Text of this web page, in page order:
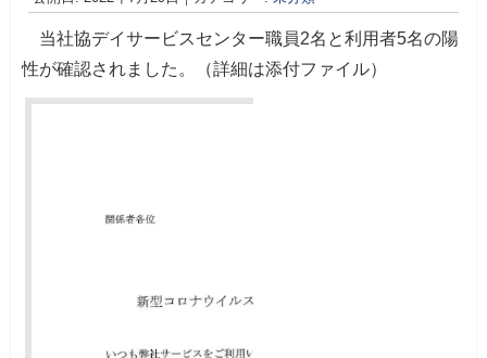
当社協デイサービスセンター職員2名と利用者5名の陽
性が確認されました。（詳細は添付ファイル）